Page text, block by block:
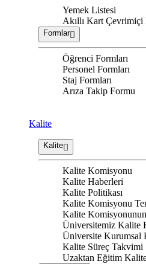
Yemek Listesi
Akıllı Kart
Formlar
Öğrenci Formları
Personel Formları
Staj Formları
Arıza Takip Formu
Kalite
Kalite
Kalite Komisyonu
Kalite Haberleri
Kalite Politikası
Kalite Komisyonu
Kalite
Üniversitemiz Kalite
Üniversite Kurumsal
Kalite Süreç Takvimi
Uzaktan Eğitim